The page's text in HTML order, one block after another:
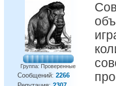
Группа: Проверенные
Сообщений: 2266